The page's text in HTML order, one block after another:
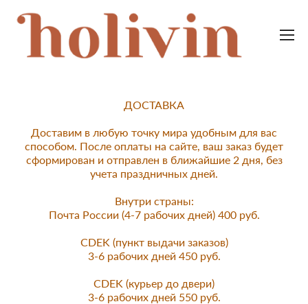
ДОСТАВКА
Доставим в любую точку мира удобным для вас
способом. После оплаты на сайте, ваш заказ будет
сформирован и отправлен в ближайшие 2 дня, без
учета праздничных дней.
Внутри страны:
Почта России (4-7 рабочих дней) 400 руб.
СDEK (пункт выдачи заказов)
3-6 рабочих дней 450 руб.
CDEK (курьер до двери)
3-6 рабочих дней 550 руб.